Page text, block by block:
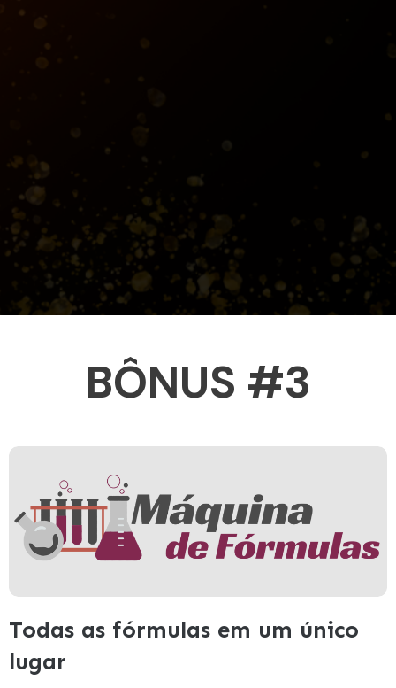
BÔNUS #3
Todas as fórmulas em um único
lugar